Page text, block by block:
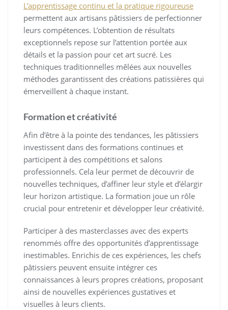
L’apprentissage continu et la pratique rigoureuse
permettent aux artisans pâtissiers de perfectionner
leurs compétences. L’obtention de résultats
exceptionnels repose sur l’attention portée aux
détails et la passion pour cet art sucré. Les
techniques traditionnelles mêlées aux nouvelles
méthodes garantissent des créations patissières qui
émerveillent à chaque instant.
Formation et créativité
Afin d’être à la pointe des tendances, les pâtissiers
investissent dans des formations continues et
participent à des compétitions et salons
professionnels. Cela leur permet de découvrir de
nouvelles techniques, d’affiner leur style et d’élargir
leur horizon artistique. La formation joue un rôle
crucial pour entretenir et développer leur créativité.
Participer à des masterclasses avec des experts
renommés offre des opportunités d’apprentissage
inestimables. Enrichis de ces expériences, les chefs
pâtissiers peuvent ensuite intégrer ces
connaissances à leurs propres créations, proposant
ainsi de nouvelles expériences gustatives et
visuelles à leurs clients.